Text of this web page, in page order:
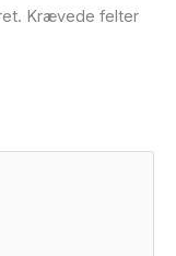
Krævede felter